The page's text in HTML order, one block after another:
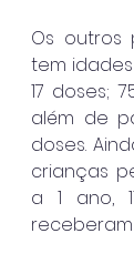
Os outros
tem
17 doses;
além de
doses.
crianças
a 1 ano,
receberam